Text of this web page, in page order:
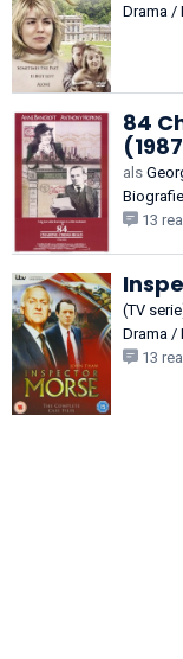
Drama /
84
als
13
(TV
Drama /
13